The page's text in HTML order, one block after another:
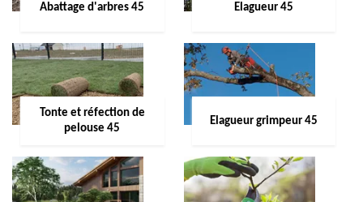
Abattage d'arbres 45 Elagueur 45
Tonte et réfection de
pelouse 45
Elagueur grimpeur 45